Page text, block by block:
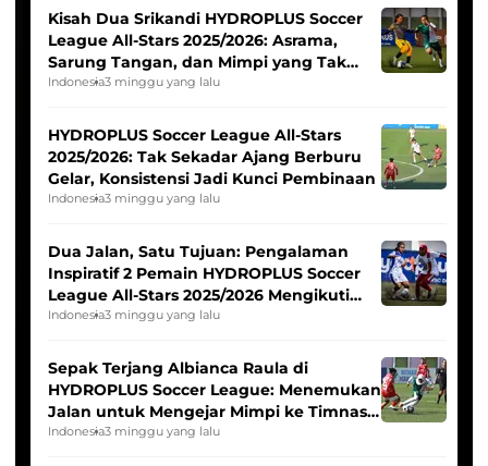
Kisah Dua Srikandi HYDROPLUS Soccer
League All-Stars 2025/2026: Asrama,
Sarung Tangan, dan Mimpi yang Tak
Pernah Padam
Indonesia3 minggu yang lalu
HYDROPLUS Soccer League All-Stars
2025/2026: Tak Sekadar Ajang Berburu
Gelar, Konsistensi Jadi Kunci Pembinaan
Indonesia3 minggu yang lalu
Dua Jalan, Satu Tujuan: Pengalaman
Inspiratif 2 Pemain HYDROPLUS Soccer
League All-Stars 2025/2026 Mengikuti
Seleksi Timnas Indonesia Putri
Indonesia3 minggu yang lalu
Sepak Terjang Albianca Raula di
HYDROPLUS Soccer League: Menemukan
Jalan untuk Mengejar Mimpi ke Timnas
Indonesia Putri
Indonesia3 minggu yang lalu